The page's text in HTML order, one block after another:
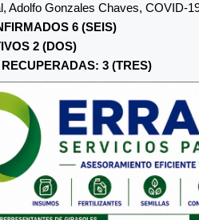
Adolfo Gonzales Chaves, COVID-
6 (SEIS)
2 (DOS)
3 (TRES)